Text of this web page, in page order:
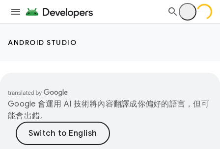
ANDROID STUDIO
Google 會運用 AI 技術將內容翻譯成你偏好的語言，但可
能會出錯。